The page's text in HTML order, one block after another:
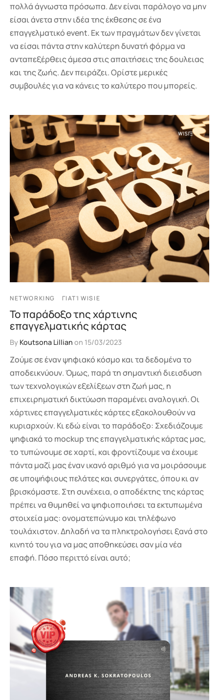
πολλά άγνωστα πρόσωπα. Δεν είναι παράλογο να μην
είσαι άνετα στην ιδέα της έκθεσης σε ένα
επαγγελματικό event. Εκ των πραγμάτων δεν γίνεται
να είσαι πάντα στην καλύτερη δυνατή φόρμα να
ανταπεξέρθεις άμεσα στις απαιτήσεις της δουλειας
και της ζωής. Δεν πειράζει. Ορίστε μερικές
συμβουλές για να κάνεις το καλύτερο που μπορείς.
NETWORKING ΓΙΑΤΊ WISIE
Το παράδοξο της χάρτινης
επαγγελματικής κάρτας
By Koutsona Lillian on 15/03/2023
Ζούμε σε έναν ψηφιακό κόσμο και τα δεδομένα το
αποδεικνύουν. Όμως, παρά τη σημαντική διεισδυση
των τεχνολογικών εξελίξεων στη ζωή μας, η
επιχειρηματική δικτύωση παραμένει αναλογική. Οι
χάρτινες επαγγελματικές κάρτες εξακολουθούν να
κυριαρχούν. Κι εδώ είναι το παράδοξο: Σχεδιάζουμε
ψηφιακά το mockup της επαγγελματικής κάρτας μας,
το τυπώνουμε σε χαρτί, και φροντίζουμε να έχουμε
πάντα μαζί μας έναν ικανό αριθμό για να μοιράσουμε
σε υποψήφιους πελάτες και συνεργάτες, όπου κι αν
βρισκόμαστε. Στη συνέχεια, ο αποδέκτης της κάρτας
πρέπει να θυμηθεί να ψηφιοποιήσει τα εκτυπωμένα
στοιχεία μας: ονοματεπώνυμο και τηλέφωνο
τουλάχιστον. Δηλαδή να τα πληκτρολογήσει ξανά στο
κινητό του για να μας αποθηκεύσει σαν μία νέα
επαφή. Πόσο περιττό είναι αυτό;